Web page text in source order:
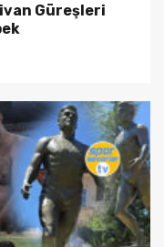
Güreşleri